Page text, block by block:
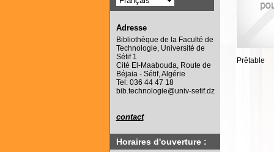
Prêtable
Adresse
Bibliothèque de la Faculté de
Technologie, Université de
Sétif 1
Cité El-Maabouda, Route de
Béjaia - Sétif, Algérie
Tel: 036 44 47 18
bib.technologie@univ-setif.dz
contact
Horaires d'ouverture :